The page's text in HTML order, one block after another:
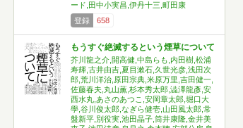
ード,田中小実昌,伊丹十三,町田康
登録
658
もうすぐ絶滅するという煙草について
芥川龍之介,開高健,中島らも,内田樹,松浦
寿輝,古井由吉,夏目漱石,久世光彦,浅田次
郎,荒川洋治,原田宗典,米原万里,吉田健一,
佐藤春夫,丸山薫,杉本秀太郎,澁澤龍彥,安
西水丸,あさのあつこ,安岡章太郎,堀口大
學,谷川俊太郎,なぎら健壱,山田風太郎,常
盤新平,別役実,池田晶子,筒井康隆,金井美